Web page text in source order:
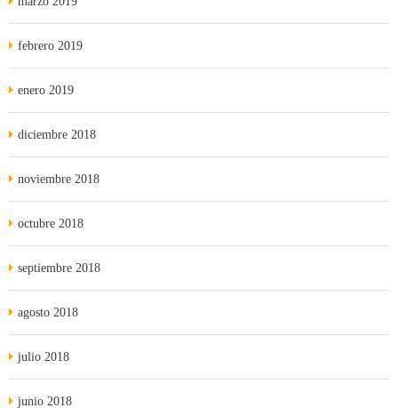
febrero 2019
enero 2019
diciembre 2018
noviembre 2018
octubre 2018
septiembre 2018
agosto 2018
julio 2018
junio 2018